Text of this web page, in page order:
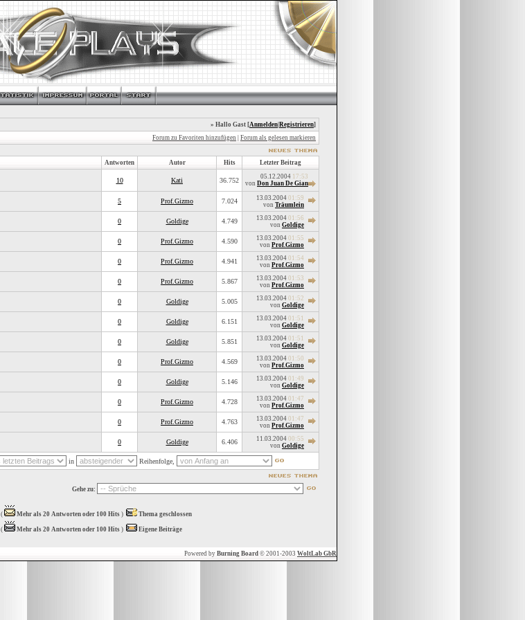
» Hallo Gast [Anmelden Registrieren]
Forum zu Favoriten hinzufügen Forum als gelesen markieren
Antworten Autor Hits Letzter Beitrag
10 Kati 36.752 05.12.2004 17:53
von Don Juan De Gian
5 Prof.Gizmo 7.024 13.03.2004 01:59
von Träumlein
0 Goldige 4.749 13.03.2004 01:56
von Goldige
0 Prof.Gizmo 4.590 13.03.2004 01:55
von Prof.Gizmo
0 Prof.Gizmo 4.941 13.03.2004 01:54
von Prof.Gizmo
0 Prof.Gizmo 5.867 13.03.2004 01:53
von Prof.Gizmo
0 Goldige 5.005 13.03.2004 01:52
von Goldige
0 Goldige 6.151 13.03.2004 01:51
von Goldige
0 Goldige 5.851 13.03.2004 01:51
von Goldige
0 Prof.Gizmo 4.569 13.03.2004 01:50
von Prof.Gizmo
0 Goldige 5.146 13.03.2004 01:49
von Goldige
0 Prof.Gizmo 4.728 13.03.2004 01:47
von Prof.Gizmo
0 Prof.Gizmo 4.763 13.03.2004 01:47
von Prof.Gizmo
0 Goldige 6.406 11.03.2004 00:55
von Goldige
in Reihenfolge,
Gehe zu:
( Mehr als 20 Antworten oder 100 Hits ) Thema geschlossen
( Mehr als 20 Antworten oder 100 Hits ) Eigene Beiträge
Powered by Burning Board © 2001-2003 WoltLab GbR